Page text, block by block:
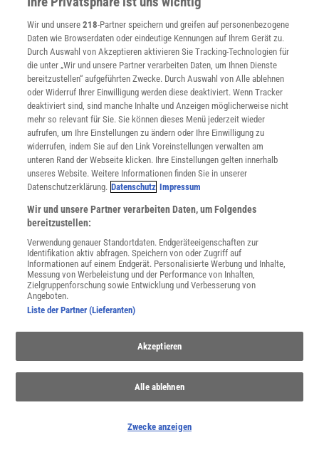
Fische gehören zu den ältesten Wirbeltieren überhaupt: schon früh
haben sie mit Kiemen, Schuppen und Flossen den flüssigen Teil
unseres Lebensraum Erde zu ihrem Element gemacht.
Anthropozän
Sollte die Erdgeschichte eine neue Epoche bekommen?
Wissenschaftler diskutieren über ein »Anthropozän« als Zeitalter,
das entscheidend durch den Menschen geprägt wurde.
Wir und unsere218-Partner speichern und greifen auf personenbezogene
Daten wie Browserdaten oder eindeutige Kennungen auf Ihrem Gerät zu.
Durch Auswahl von Akzeptieren aktivieren Sie Tracking-Technologien für
die unter „Wir und unsere Partner verarbeiten Daten, um Ihnen Dienste
bereitzustellen“ aufgeführten Zwecke. Durch Auswahl von Alle ablehnen
oder Widerruf Ihrer Einwilligung werden diese deaktiviert. Wenn Tracker
deaktiviert sind, sind manche Inhalte und Anzeigen möglicherweise nicht
mehr so relevant für Sie. Sie können dieses Menü jederzeit wieder
aufrufen, um Ihre Einstellungen zu ändern oder Ihre Einwilligung zu
widerrufen, indem Sie auf den Link Voreinstellungen verwalten am
unteren Rand der Webseite klicken. Ihre Einstellungen gelten innerhalb
unseres Website. Weitere Informationen finden Sie in unserer
Datenschutzerklärung. Datenschutz Impressum
Wir und unsere Partner verarbeiten Daten, um Folgendes
bereitzustellen:
Verwendung genauer Standortdaten. Endgeräteeigenschaften zur
Identifikation aktiv abfragen. Speichern von oder Zugriff auf
Informationen auf einem Endgerät. Personalisierte Werbung und Inhalte,
Messung von Werbeleistung und der Performance von Inhalten,
Zielgruppenforschung sowie Entwicklung und Verbesserung von
Angeboten.
Liste der Partner (Lieferanten)
Akzeptieren
Alle ablehnen
Zwecke anzeigen